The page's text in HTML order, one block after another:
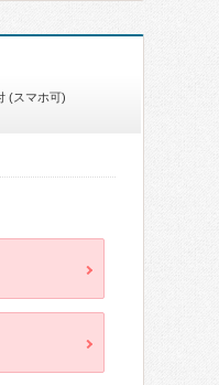
(スマホ可)